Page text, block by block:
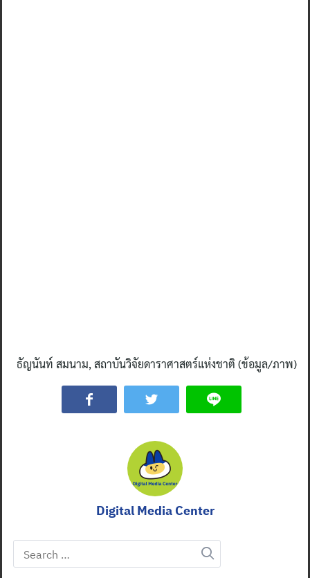
ธัญนันท์ สมนาม, สถาบันวิจัยดาราศาสตร์แห่งชาติ (ข้อมูล/ภาพ)
Digital Media Center
Search
for: